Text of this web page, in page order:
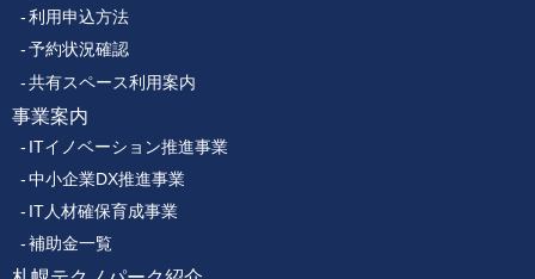
利用申込方法
予約状況確認
共有スペース利用案内
事業案内
ITイノベーション推進事業
中小企業DX推進事業
IT人材確保育成事業
補助金一覧